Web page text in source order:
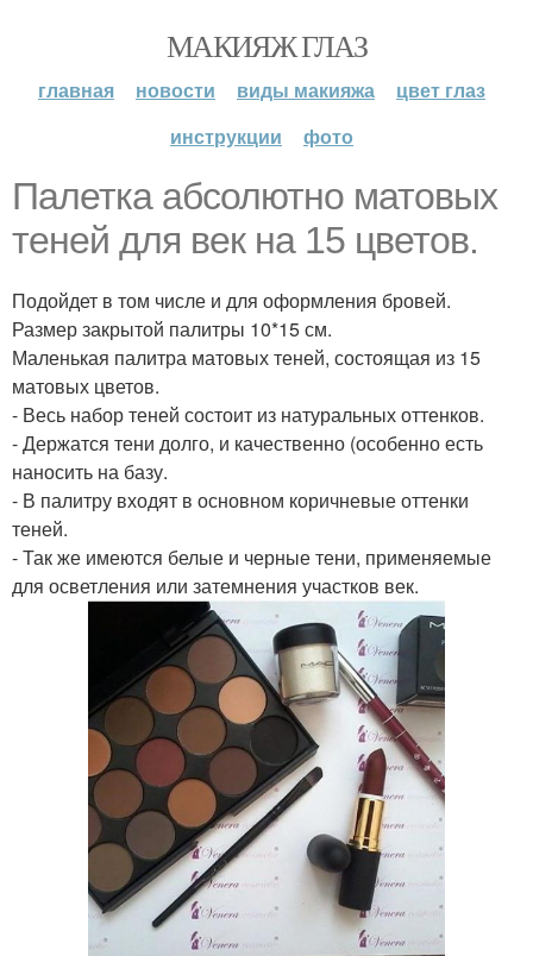
МАКИЯЖ ГЛАЗ
главная новости виды макияжа
цвет глаз
инструкции
фото
Палетка абсолютно матовых
теней для век на 15 цветов.
Подойдет в том числе и для оформления бровей.
Размер закрытой палитры 10*15 см.
Маленькая палитра матовых теней, состоящая из 15
матовых цветов.
- Весь набор теней состоит из натуральных оттенков.
- Держатся тени долго, и качественно (особенно есть
наносить на базу.
- В палитру входят в основном коричневые оттенки
теней.
- Так же имеются белые и черные тени, применяемые
для осветления или затемнения участков век.